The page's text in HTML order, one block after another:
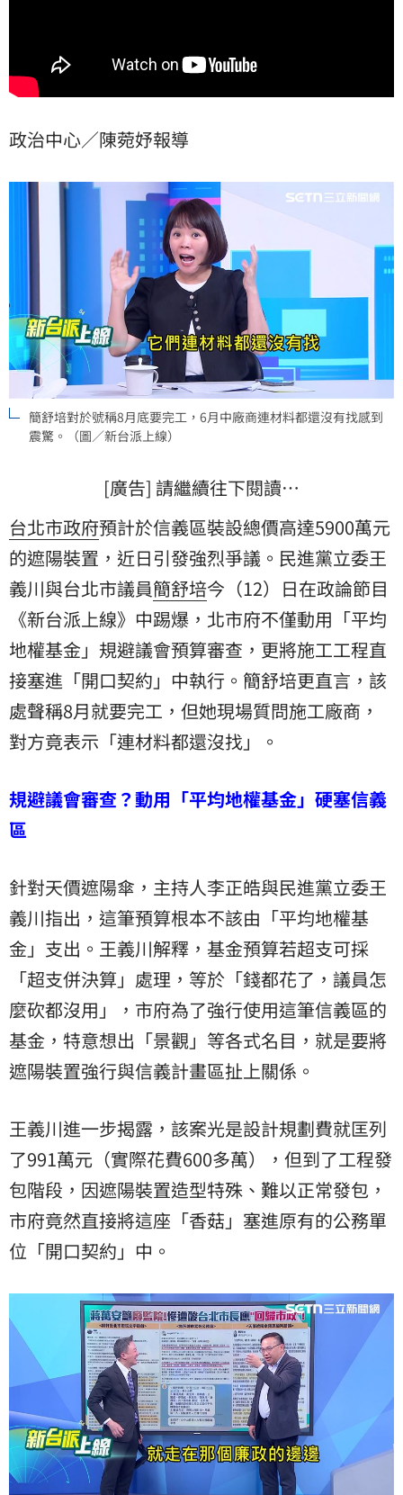
政治中心／陳菀妤報導
簡舒培對於號稱8月底要完工，6月中廠商連材料都還沒有找感到
震驚。（圖／新台派上線）
[廣告] 請繼續往下閱讀…
台北市政府預計於信義區裝設總價高達5900萬元
的遮陽裝置，近日引發強烈爭議。民進黨立委王
義川與台北市議員簡舒培今（12）日在政論節目
《新台派上線》中踢爆，北市府不僅動用「平均
地權基金」規避議會預算審查，更將施工工程直
接塞進「開口契約」中執行。簡舒培更直言，該
處聲稱8月就要完工，但她現場質問施工廠商，
對方竟表示「連材料都還沒找」。
規避議會審查？動用「平均地權基金」硬塞信義
區
針對天價遮陽傘，主持人李正皓與民進黨立委王
義川指出，這筆預算根本不該由「平均地權基
金」支出。王義川解釋，基金預算若超支可採
「超支併決算」處理，等於「錢都花了，議員怎
麼砍都沒用」，市府為了強行使用這筆信義區的
基金，特意想出「景觀」等各式名目，就是要將
遮陽裝置強行與信義計畫區扯上關係。
王義川進一步揭露，該案光是設計規劃費就匡列
了991萬元（實際花費600多萬），但到了工程發
包階段，因遮陽裝置造型特殊、難以正常發包，
市府竟然直接將這座「香菇」塞進原有的公務單
位「開口契約」中。